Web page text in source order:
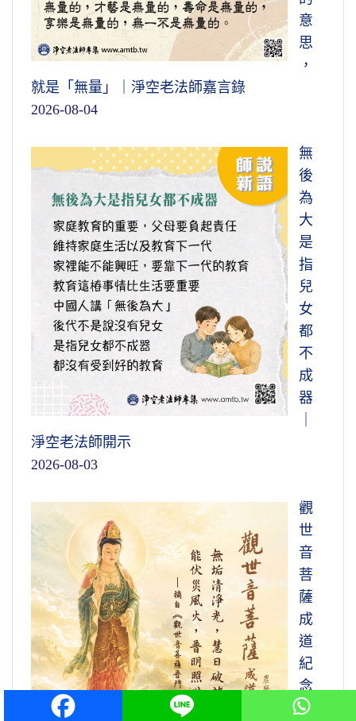
意
思
，
就是「無量」｜淨空老法師嘉言錄
2026-08-04
無
後
為
大
是
指
兒
女
都
不
成
器
淨空老法師開示
2026-08-03
觀
世
音
菩
薩
成
道
紀
念
日